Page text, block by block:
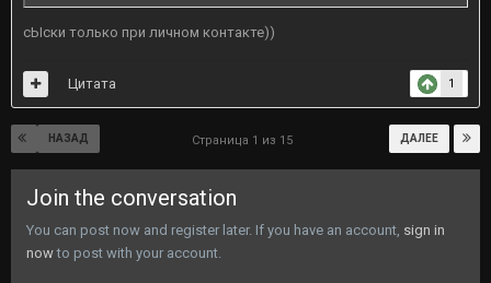
сЫски только при личном контакте))
1
Цитата
НАЗАД ДАЛЕЕ
Страница 1 из 15
Join the conversation
You can post now and register later. If you have an account, sign in
nowto post with your account.